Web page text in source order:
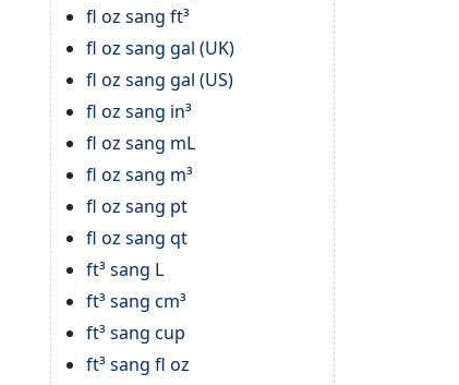
fl oz sang ft³
fl oz sang gal (UK)
fl oz sang gal (US)
fl oz sang in³
fl oz sang mL
fl oz sang m³
fl oz sang pt
fl oz sang qt
ft³ sang L
ft³ sang cm³
ft³ sang cup
ft³ sang fl oz